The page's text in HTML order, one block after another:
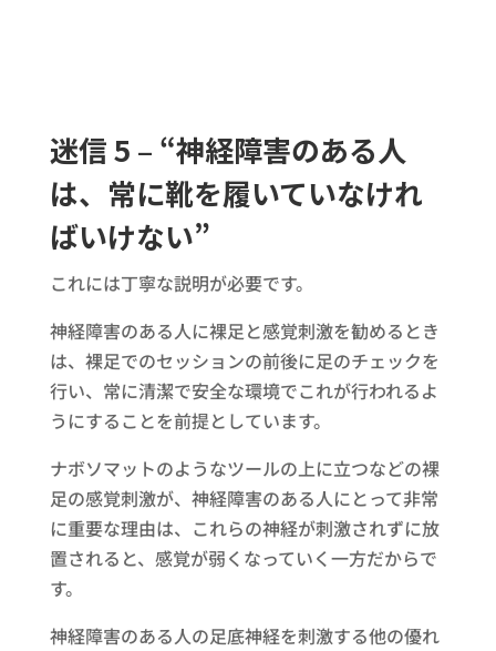
迷信 5 – “神経障害のある人
は、常に靴を履いていなけれ
ばいけない”
これには丁寧な説明が必要です。
神経障害のある人に裸足と感覚刺激を勧めるとき
は、裸足でのセッションの前後に足のチェックを
行い、常に清潔で安全な環境でこれが行われるよ
うにすることを前提としています。
ナボソマットのようなツールの上に立つなどの裸
足の感覚刺激が、神経障害のある人にとって非常
に重要な理由は、これらの神経が刺激されずに放
置されると、感覚が弱くなっていく一方だからで
す。
神経障害のある人の足底神経を刺激する他の優れ